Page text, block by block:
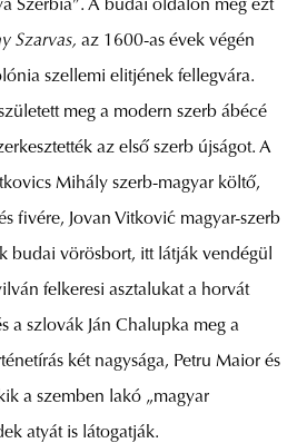
Szerbia”. A budai oldalon még ezt
Szarvas, az 1600-as évek végén
szellemi elitjének fellegvára.
meg a modern szerb ábécé
az első szerb újságot. A
Mihály szerb-magyar költő,
fivére, Jovan Vitković magyar-szerb
budai vörösbort, itt látják vendégül
felkeresi asztalukat a horvát
a szlovák Ján Chalupka meg a
két nagysága, Petru Maior és
a szemben lakó „magyar
atyát is látogatják.